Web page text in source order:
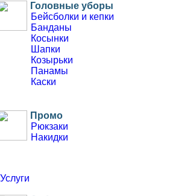
Головные уборы
Бейсболки и кепки
Банданы
Косынки
Шапки
Козырьки
Панамы
Каски
Промо
Рюкзаки
Накидки
Услуги